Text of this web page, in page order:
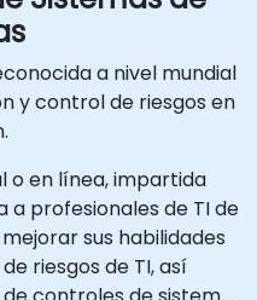
a nivel mundial
y control de riesgos en
o en línea, impartida
a profesionales de TI de
sus habilidades
riesgos de TI, así